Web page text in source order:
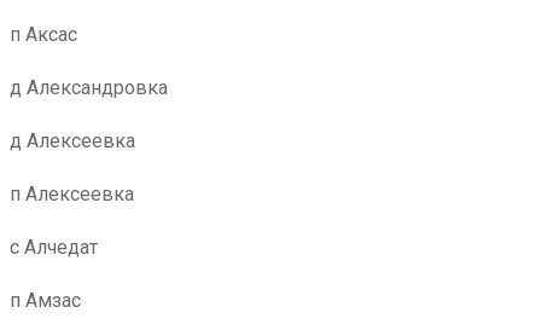
п Аксас
д Александровка
д Алексеевка
п Алексеевка
с Алчедат
п Амзас